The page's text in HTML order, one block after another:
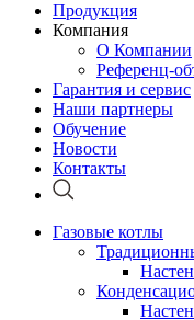
Продукция
Компания
О Компании
Референц-
Гарантия и сервис
Наши партнеры
Обучение
Новости
Контакты
Газовые котлы